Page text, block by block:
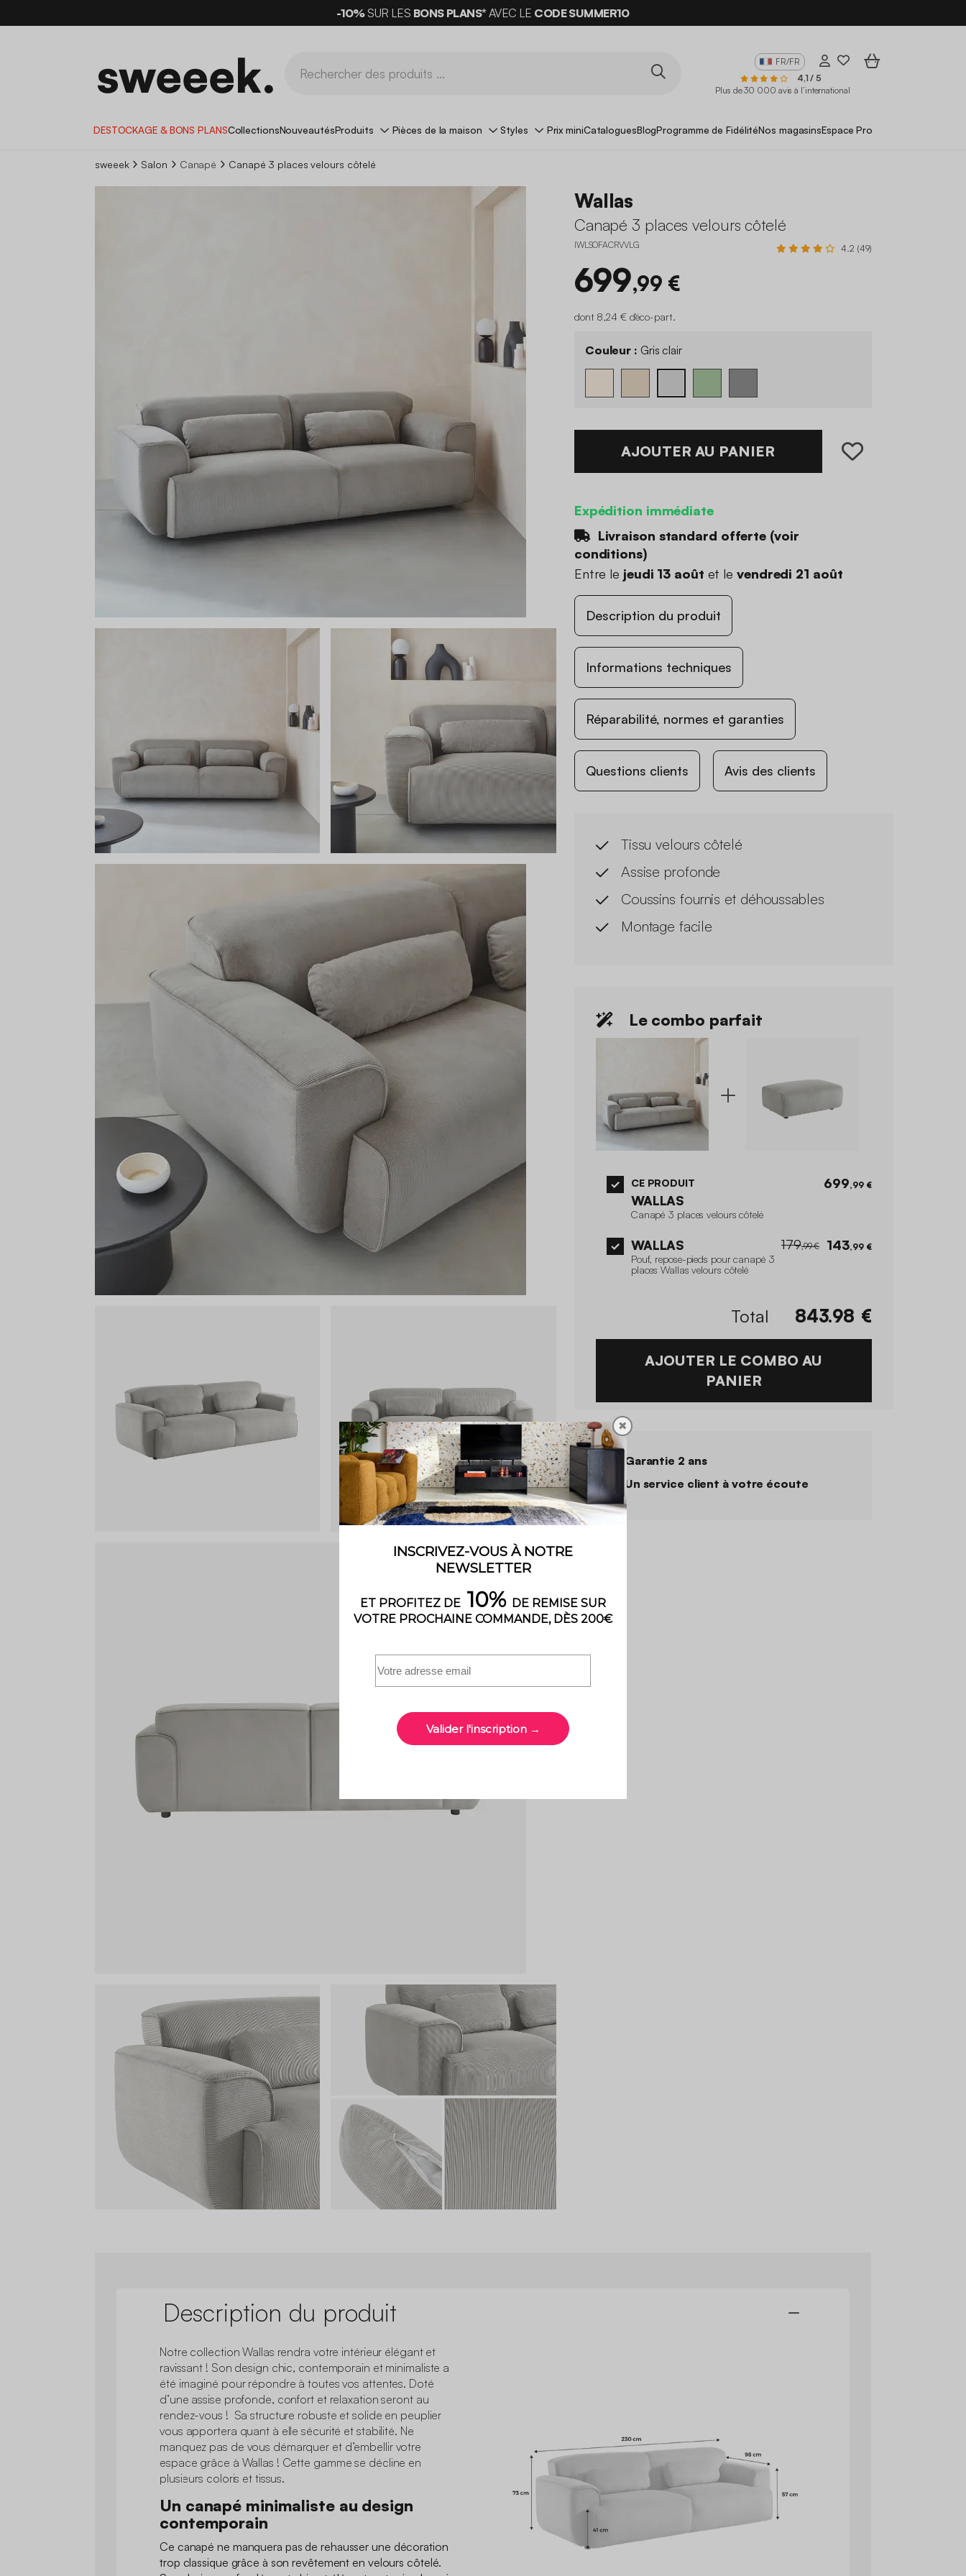
-10%SUR LES BONS PLANS*AVEC LE CODE SUMMER10
FR/FR
4,1 / 5
Plus de 30 000 avis à l’international
DESTOCKAGE & BONS PLANSCollectionsNouveautésProduits Pièces de la maison Styles Prix miniCataloguesBlogProgramme de FidélitéNos magasinsEspace Pro
sweeek Salon Canapé Canapé 3 places velours côtelé
Wallas
Canapé 3 places velours côtelé
IWLSOFACRVVLG 4.2 (49)
699,99 €
dont 8,24 € d'éco-part.
Couleur : Gris clair
AJOUTER AU PANIER
Expédition immédiate
Livraison standard offerte (voir
conditions)
Entre le jeudi 13 août et le vendredi 21 août
Description du produit
Informations techniques
Réparabilité, normes et garanties
Questions clients Avis des clients
Tissu velours côtelé
Assise profonde
Coussins fournis et déhoussables
Montage facile
Le combo parfait
CE PRODUIT
WALLAS
Canapé 3 places velours côtelé
699,99 €
WALLAS
Pouf, repose-pieds pour canapé 3
places Wallas velours côtelé
179,99 € 143,99 €
Total 843.98 €
AJOUTER LE COMBO AU
PANIER
Garantie 2 ans
Un service client à votre écoute
Description du produit
Notre collection Wallas rendra votre intérieur élégant et
ravissant ! Son design chic, contemporain et minimaliste a
été imaginé pour répondre à toutes vos attentes. Doté
d’une assise profonde, confort et relaxation seront au
rendez-vous ! Sa structure robuste et solide en peuplier
vous apportera quant à elle sécurité et stabilité. Ne
manquez pas de vous démarquer et d’embellir votre
espace grâce à Wallas ! Cette gamme se décline en
plusieurs coloris et tissus.
Un canapé minimaliste au design
contemporain
Ce canapé ne manquera pas de rehausser une décoration
trop classique grâce à son revêtement en velours côtelé.
✖